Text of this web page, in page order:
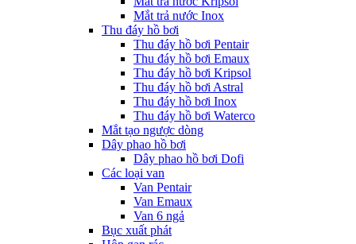
Mắt trả nước Inox
Thu đáy hồ bơi
Thu đáy hồ bơi Pentair
Thu đáy hồ bơi Emaux
Thu đáy hồ bơi Kripsol
Thu đáy hồ bơi Astral
Thu đáy hồ bơi Inox
Thu đáy hồ bơi Waterco
Mắt tạo ngược dòng
Dây phao hồ bơi
Dây phao hồ bơi Dofi
Các loại van
Van Pentair
Van Emaux
Van 6 ngả
Bục xuất phát